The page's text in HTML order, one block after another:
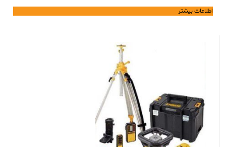
اطلاعات بیشتر